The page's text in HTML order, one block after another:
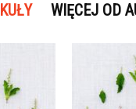
WIĘCEJ OD